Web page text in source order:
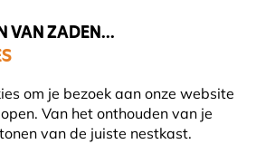
VAN ZADEN...
om je bezoek aan onze website
Van het onthouden van je
van de juiste nestkast.
beoordeeld in 11 landen
thuisbezorgd vanaf €49